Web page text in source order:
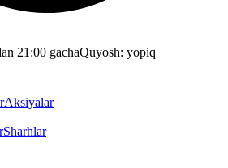
21:00 gachaQuyosh: yopiq
Aksiyalar
Sharhlar